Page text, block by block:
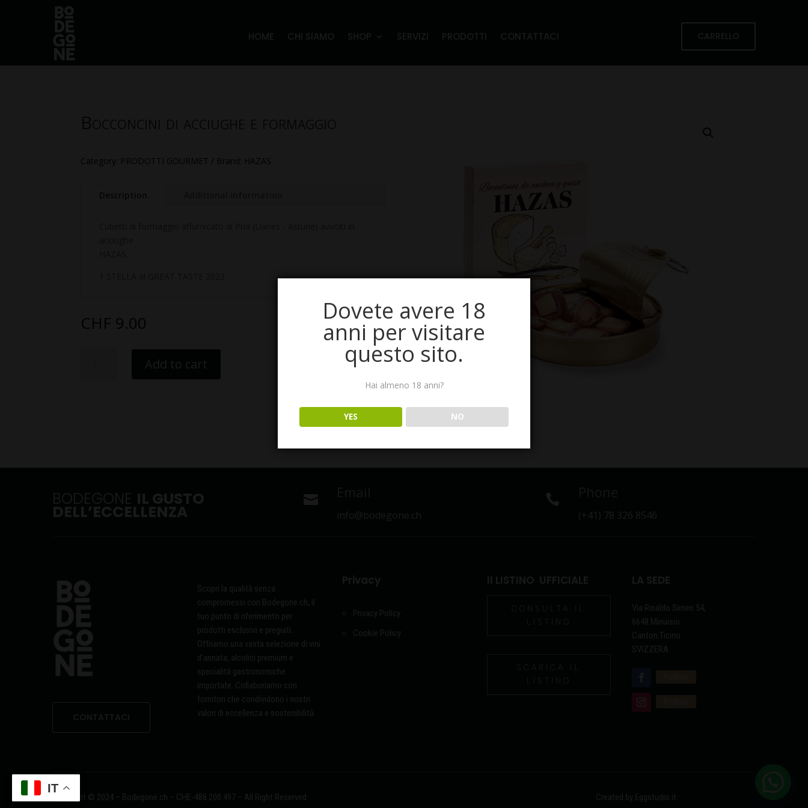
HOME CHI SIAMO SHOP SERVIZI PRODOTTI CONTATTACI CARRELLO
Category: PRODOTTI GOURMET Brand: HAZAS
CHF 9.00
Add to cart
BODEGONE IL GUSTO
DELL’ECCELLENZA

info@bodegone.ch

(+41) 78 326 8546
CONTATTACI
Scopri la qualità senza
compromessi con Bodegone.ch, il
tuo punto di riferimento per
prodotti esclusivi e pregiati.
Offriamo una vasta selezione di vini
d’annata, alcolici premium e
specialità gastronomiche
importate. Collaboriamo con
fornitori che condividono i nostri
valori di eccellenza e sostenibilità.
Privacy
Privacy Policy
Cookie Policy
Il LISTINO UFFICIALE
CONSULTA IL
SCARICA IL
LA SEDE
Via Rinaldo Simen 54,
6648 Minuisio
Canton Ticino
SVIZZERA
Copyright © 2024 – Bodegone.ch – CHE-488.200.497 – All Right Reserved Created by Eggstudio.it
IT
Dovete avere 18
anni per visitare
questo sito.
Hai almeno 18 anni?
YES NO